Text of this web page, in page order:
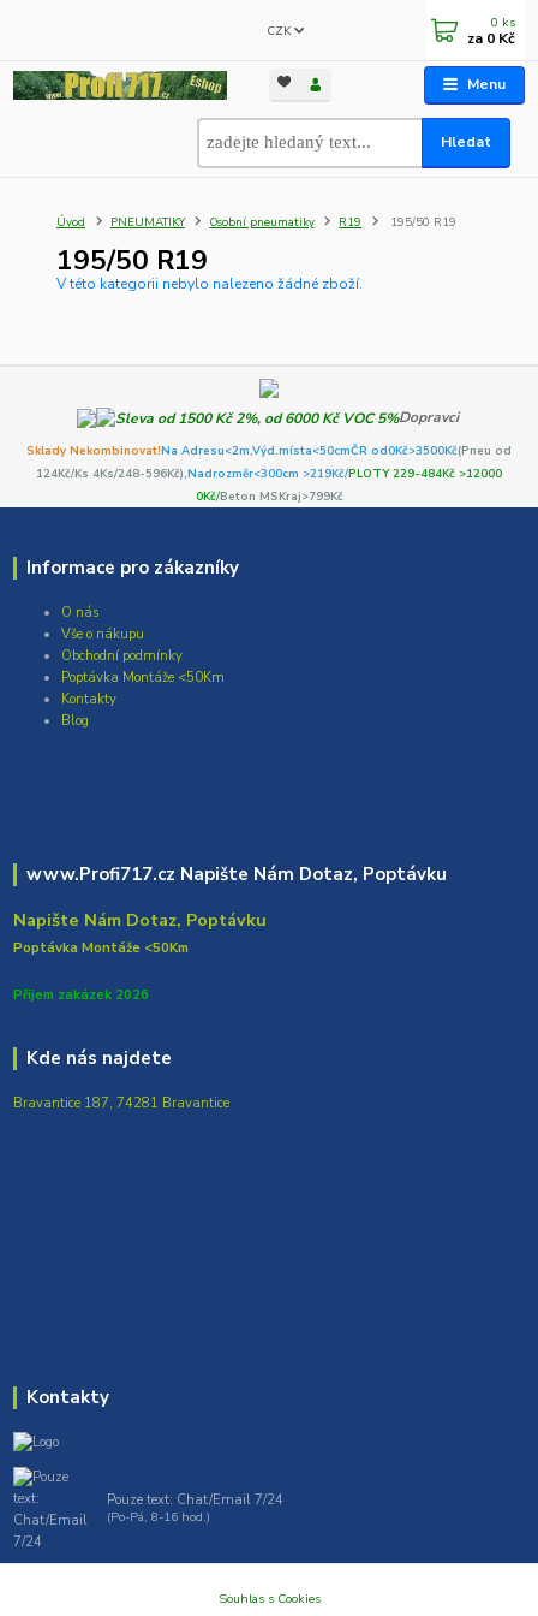
Menu
CZK
Hledat
0 ks
za 0 Kč
Úvod PNEUMATIKY Osobní pneumatiky R19 195/50 R19
195/50 R19
V této kategorii nebylo nalezeno žádné zboží.
Dopravci
Sklady Nekombinovat!Na Adresu<2m,Výd.místa<50cmČR od0Kč>3500Kč(Pneu od
124Kč/Ks 4Ks/248-596Kč),Nadrozměr<300cm >219Kč/PLOTY 229-484Kč >12000
0Kč/Beton MSKraj>799Kč
Informace pro zákazníky
O nás
Vše o nákupu
Obchodní podmínky
Poptávka Montáže <50Km
Kontakty
Blog
www.Profi717.cz Napište Nám Dotaz, Poptávku
Napište Nám Dotaz, Poptávku
Poptávka Montáže <50Km
Přijem zakázek 2026
Kde nás najdete
Bravantice 187, 74281 Bravantice
Kontakty
Pouze text: Chat/Email 7/24
(Po-Pá, 8-16 hod.)
Souhlas s Cookies